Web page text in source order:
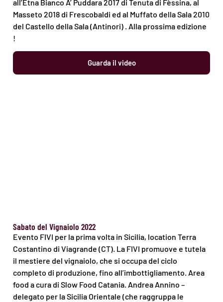
all’Etna Bianco A’ Puddara 2017 di Tenuta di Fèssina, al
Masseto 2018 di Frescobaldi ed al Muffato della Sala 2010
del Castello della Sala (Antinori) . Alla prossima edizione
!
Guarda il video
Sabato del Vignaiolo 2022
Evento FIVI per la prima volta in Sicilia, location Terra
Costantino di Viagrande (CT). La FIVI promuove e tutela
il mestiere del vignaiolo, che si occupa del ciclo
completo di produzione, fino all’imbottigliamento. Area
food a cura di Slow Food Catania. Andrea Annino –
delegato per la Sicilia Orientale (che raggruppa le